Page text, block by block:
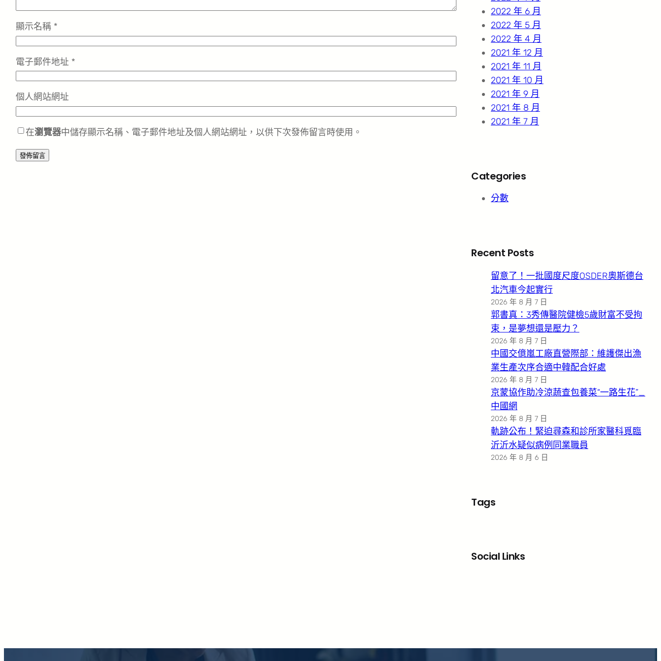
顯示名稱 *
電子郵件地址 *
個人網站網址
在瀏覽器中儲存顯示名稱、電子郵件地址及個人網站網址，以供下次發佈留言時使用。
2022 年 6 月
2022 年 5 月
2022 年 4 月
2021 年 12 月
2021 年 11 月
2021 年 10 月
2021 年 9 月
2021 年 8 月
2021 年 7 月
Categories
分數
Recent Posts
留意了！一批國度尺度OSDER奧斯德台
北汽車今起實行
2026 年 8 月 7 日
郭書真：3秀傳醫院健檢5歲財富不受拘
束，是夢想還是壓力？
2026 年 8 月 7 日
中國交億嵐工廠直營際部：維護傑出漁
業生產次序合適中韓配合好處
2026 年 8 月 7 日
京蒙協作助冷涼蔬查包養菜“一路生花”_
中國網
2026 年 8 月 7 日
軌跡公布！緊迫尋森和診所家醫科覓臨
沂沂水疑似病例同業職員
2026 年 8 月 6 日
Tags
Social Links